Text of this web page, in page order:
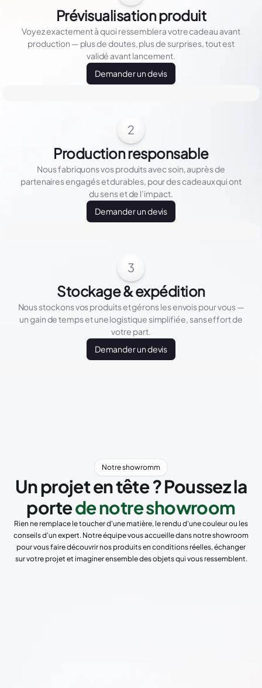
Prévisualisation produit
Voyez exactement à quoi ressemblera votre cadeau avant
production — plus de doutes, plus de surprises, tout est
validé avant lancement.
Demander un devis
2
Production responsable
Nous fabriquons vos produits avec soin, auprès de
partenaires engagés et durables, pour des cadeaux qui ont
du sens et de l’impact.
Demander un devis
3
Stockage & expédition
Nous stockons vos produits et gérons les envois pour vous —
un gain de temps et une logistique simplifiée, sans effort de
votre part.
Demander un devis
Notre showromm
Un projet en tête ? Poussez la
portede notre showroom
Rien ne remplace le toucher d'une matière, le rendu d'une couleur ou les
conseils d'un expert. Notre équipe vous accueille dans notre showroom
pour vous faire découvrir nos produits en conditions réelles, échanger
sur votre projet et imaginer ensemble des objets qui vous ressemblent.